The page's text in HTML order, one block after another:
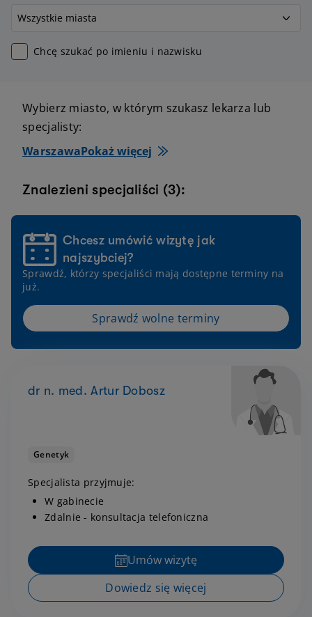
Chcę szukać po imieniu i nazwisku
Wybierz miasto, w którym szukasz lekarza lub
specjalisty:
WarszawaPokaż więcej
Znalezieni specjaliści (3):
Chcesz umówić wizytę jak
najszybciej?
Sprawdź, którzy specjaliści mają dostępne terminy na
już.
Sprawdź wolne terminy
dr n. med. Artur Dobosz
Genetyk
Specjalista przyjmuje:
W gabinecie
Zdalnie - konsultacja telefoniczna
Umów wizytę
Dowiedz się więcej